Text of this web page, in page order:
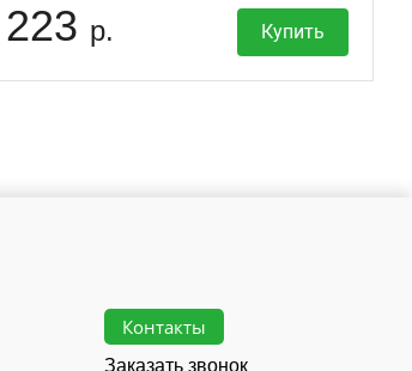
223 р. Купить
Контакты
Заказать звонок